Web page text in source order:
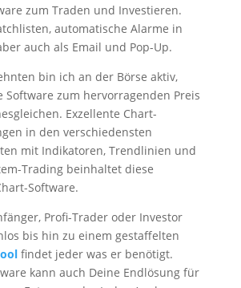
zum Traden und Investieren.
automatische Alarme in
auch als Email und Pop-Up.
bin ich an der Börse aktiv,
Software zum hervorragenden Preis
Exzellente Chart-
in den verschiedensten
mit Indikatoren, Trendlinien und
Trading beinhaltet diese
Software.
Profi-Trader oder Investor
bis hin zu einem gestaffelten
findet jeder was er benötigt.
kann auch Deine Endlösung für